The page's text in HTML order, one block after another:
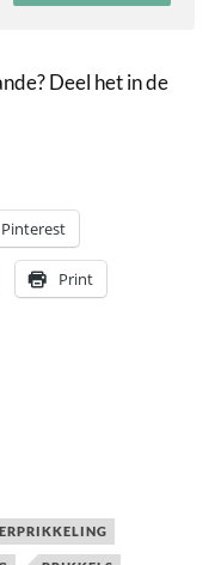
Deel het in de
Pinterest
Print